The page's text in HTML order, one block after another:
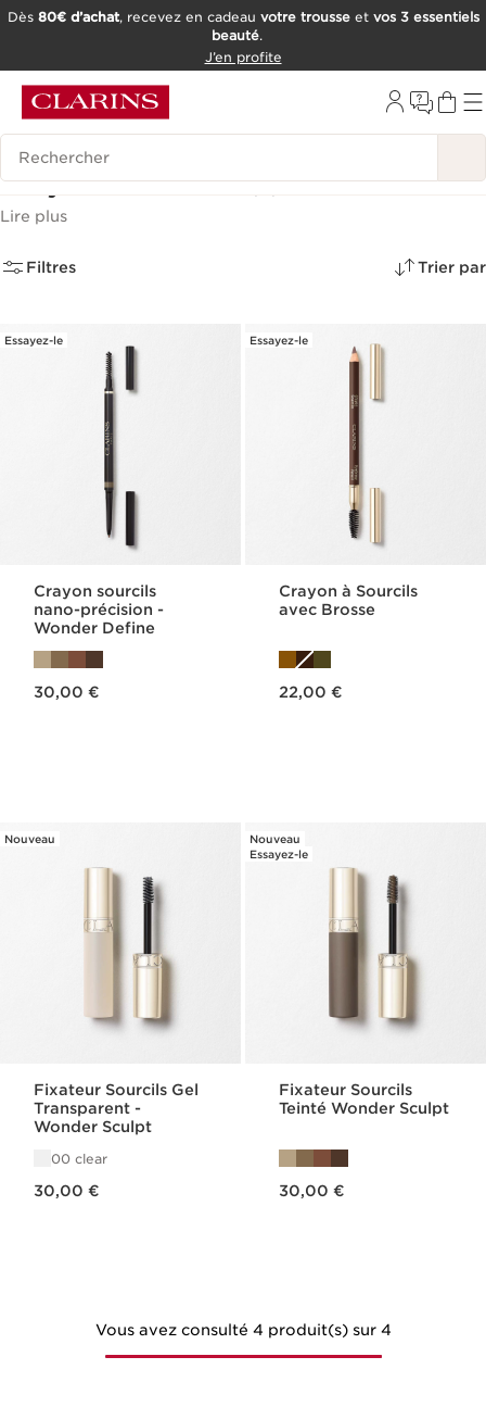
OUTIL D'ACCESSIBILITÉ
Dès 80€ d’achat, recevez en cadeau votre trousseet vos 3 essentiels
beauté.
J’en profite
Historique des recherches
Crayon à Sourcils (4)
Lire plus
Filtres Trier par
Essayez-le
Crayon sourcils
nano-précision -
Wonder Define
30,00 €
Essayez-le
Crayon à Sourcils
avec Brosse​
22,00 €
Nouveau
Fixateur Sourcils Gel
Transparent -
Wonder Sculpt
00 clear
30,00 €
Nouveau
Essayez-le
Fixateur Sourcils
Teinté Wonder Sculpt
30,00 €
Vous avez consulté 4 produit(s) sur 4